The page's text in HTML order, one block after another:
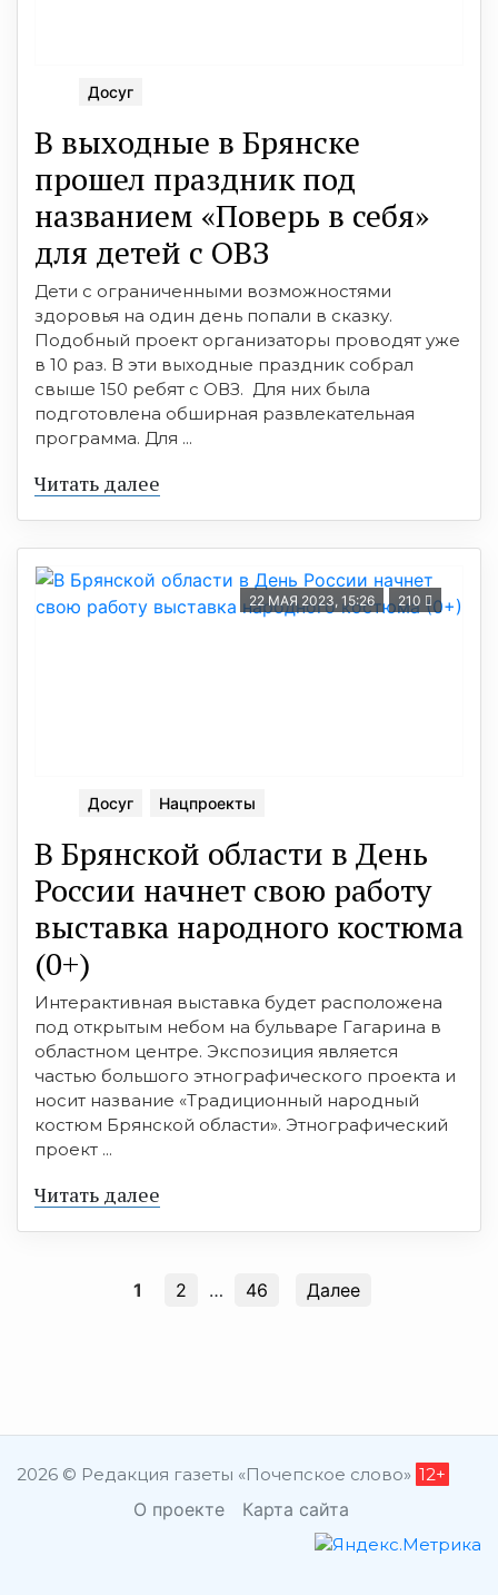
Досуг
В выходные в Брянске
прошел праздник под
названием «Поверь в себя»
для детей с ОВЗ
Дети с ограниченными возможностями
здоровья на один день попали в сказку.
Подобный проект организаторы проводят уже
в 10 раз. В эти выходные праздник собрал
свыше 150 ребят с ОВЗ. Для них была
подготовлена обширная развлекательная
программа. Для ...
Читать далее
22 МАЯ 2023, 15:26 210
Досуг Нацпроекты
В Брянской области в День
России начнет свою работу
выставка народного костюма
(0+)
Интерактивная выставка будет расположена
под открытым небом на бульваре Гагарина в
областном центре. Экспозиция является
частью большого этнографического проекта и
носит название «Традиционный народный
костюм Брянской области». Этнографический
проект ...
Читать далее
1 2 … 46 Далее
2026 © Редакция газеты «Почепское слово» 12+
О проекте Карта сайта